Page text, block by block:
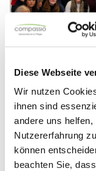
Diese Webseite
Wir nutzen
ihnen sind
andere uns
Nutzererfahrung
können
beachten Sie,
Welcome
bei
Zum vierten Mal
Leadership Days
war es wieder eine
neue
Verbindungen zu...